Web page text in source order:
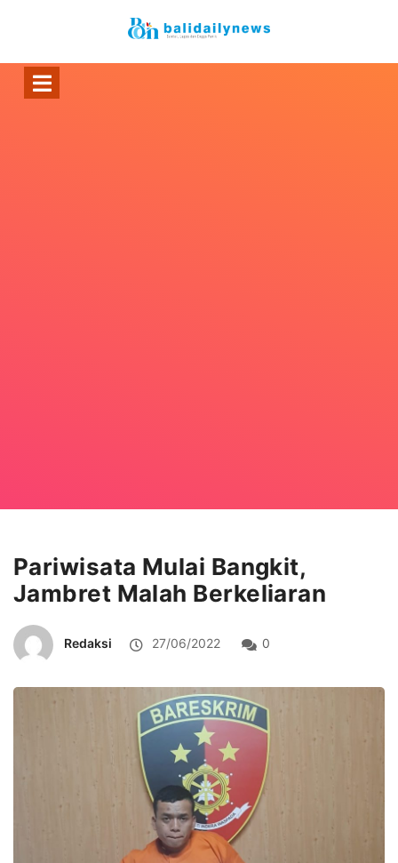
Pariwisata Mulai Bangkit,
Jambret Malah Berkeliaran
Redaksi 27/06/2022 0